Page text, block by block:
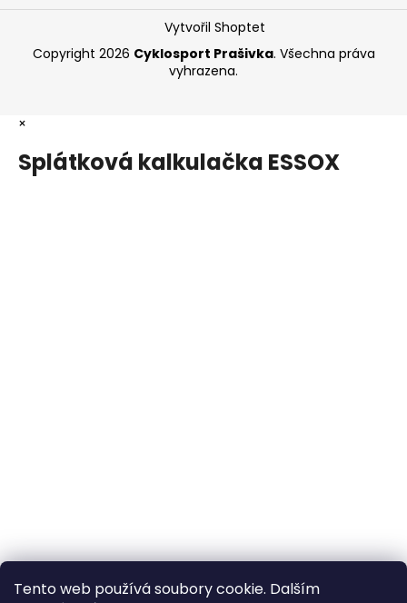
Tento web používá soubory cookie. Dalším
Vytvořil Shoptet
Copyright 2026 Cyklosport Prašivka. Všechna práva
vyhrazena.
×
Splátková kalkulačka ESSOX